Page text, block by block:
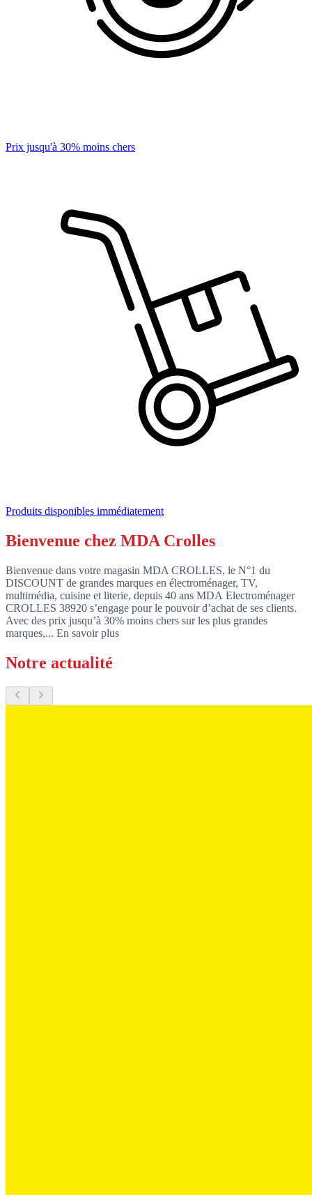
Prix jusqu'à 30% moins chers
Produits disponibles immédiatement
Bienvenue chez MDA Crolles
Bienvenue dans votre magasin MDA CROLLES, le N°1 du
DISCOUNT de grandes marques en électroménager, TV,
multimédia, cuisine et literie, depuis 40 ans MDA Electroménager
CROLLES 38920 s’engage pour le pouvoir d’achat de ses clients.
Avec des prix jusqu’à 30% moins chers sur les plus grandes
marques,... En savoir plus
Notre actualité